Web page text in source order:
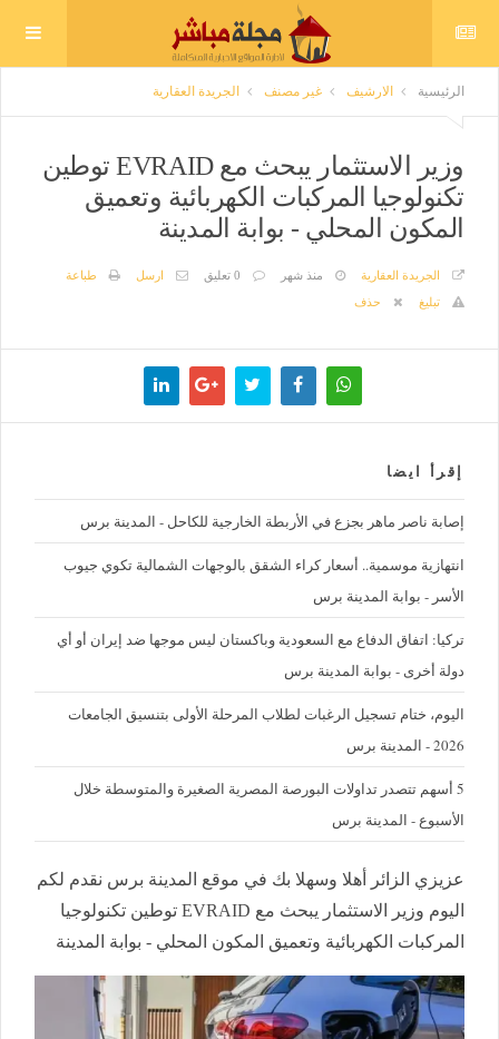
الرئيسية الارشيف غير مصنف الجريدة العقارية
وزير الاستثمار يبحث مع EVRAID توطين
تكنولوجيا المركبات الكهربائية وتعميق
المكون المحلي - بوابة المدينة
الجريدة العقارية منذ شهر 0 تعليق ارسل
طباعة
تبليغ
حذف
إقرأ ايضا
إصابة ناصر ماهر بجزع في الأربطة الخارجية للكاحل - المدينة برس
‪انتهازية موسمية.. أسعار كراء الشقق بالوجهات الشمالية تكوي جيوب
الأسر - بوابة المدينة برس
تركيا: اتفاق الدفاع مع السعودية وباكستان ليس موجها ضد إيران أو أي
دولة أخرى - بوابة المدينة برس
اليوم، ختام تسجيل الرغبات لطلاب المرحلة الأولى بتنسيق الجامعات
2026 - المدينة برس
5 أسهم تتصدر تداولات البورصة المصرية الصغيرة والمتوسطة خلال
الأسبوع - المدينة برس
عزيزي الزائر أهلا وسهلا بك في موقع المدينة برس نقدم لكم
اليوم وزير الاستثمار يبحث مع EVRAID توطين تكنولوجيا
المركبات الكهربائية وتعميق المكون المحلي - بوابة المدينة